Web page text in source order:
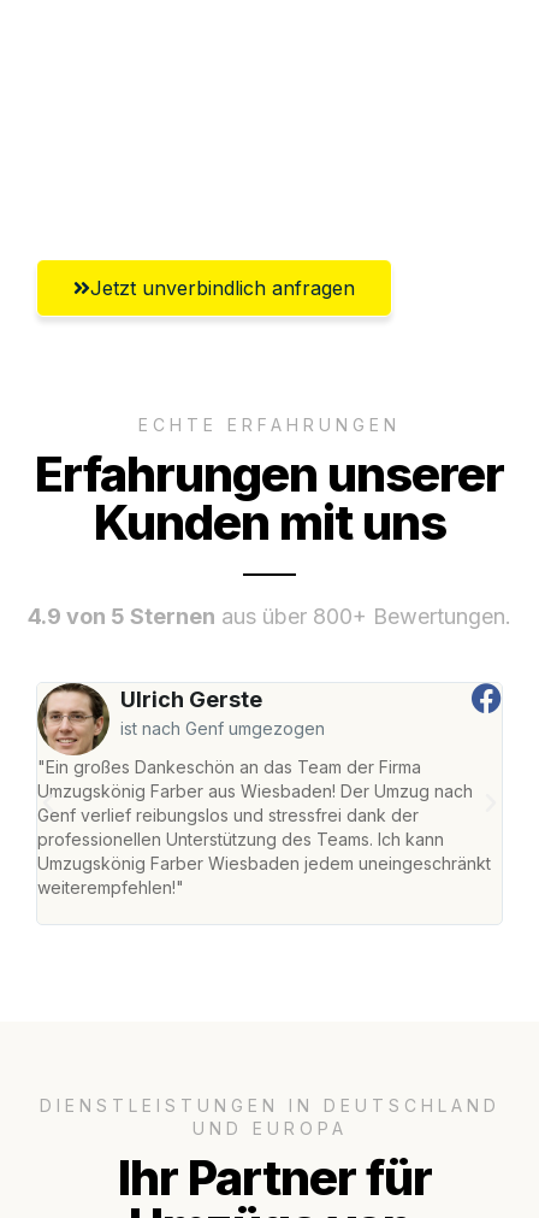
Jetzt unverbindlich anfragen
ECHTE ERFAHRUNGEN
Erfahrungen unserer
Kunden mit uns
4.9 von 5 Sternen aus über 800+ Bewertungen.
Ulrich Gerste
ist nach Genf umgezogen
"Ein großes Dankeschön an das Team der Firma
Umzugskönig Farber aus Wiesbaden! Der Umzug nach
Genf verlief reibungslos und stressfrei dank der
professionellen Unterstützung des Teams. Ich kann
Umzugskönig Farber Wiesbaden jedem uneingeschränkt
weiterempfehlen!"
DIENSTLEISTUNGEN IN DEUTSCHLAND
UND EUROPA
Ihr Partner für